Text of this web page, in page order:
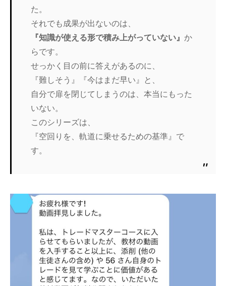
た。
それでも成果が出ないのは、
『知識が使える形で積み上がっていない』か
らです。
せっかく目の前に答えがあるのに、
『難しそう』『今はまだ早い』と、
自分で扉を閉じてしまうのは、本当にもった
いない。
このシリーズは、
『空回りを、軌道に乗せるための基準』で
す。